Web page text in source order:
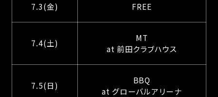
7.3(金) FREE
7.4(土)
MT
at 前田クラブハウス
7.5(日)
BBQ
at グローバルアリーナ